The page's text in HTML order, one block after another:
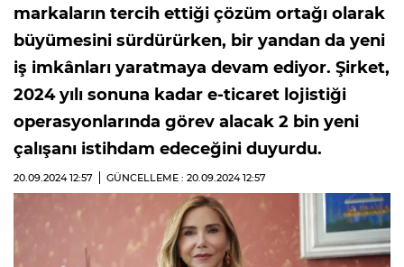
markaların tercih ettiği çözüm ortağı olarak
büyümesini sürdürürken, bir yandan da yeni
iş imkânları yaratmaya devam ediyor. Şirket,
2024 yılı sonuna kadar e-ticaret lojistiği
operasyonlarında görev alacak 2 bin yeni
çalışanı istihdam edeceğini duyurdu.
20.09.202412:57 GÜNCELLEME : 20.09.202412:57